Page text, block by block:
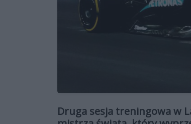
Druga sesja treningowa w